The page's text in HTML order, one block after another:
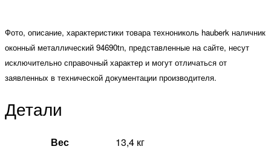
Фото, описание, характеристики товара технониколь hauberk наличник
оконный металлический 94690tn, представленные на сайте, несут
исключительно справочный характер и могут отличаться от
заявленных в технической документации производителя.
Детали
Вес
13,4 кг